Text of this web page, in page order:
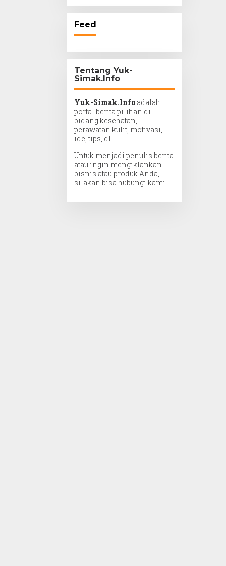
Feed
Tentang Yuk-
Simak.Info
Yuk-Simak.Info adalah
portal berita pilihan di
bidang kesehatan,
perawatan kulit, motivasi,
ide, tips, dll.
Untuk menjadi penulis berita
atau ingin mengiklankan
bisnis atau produk Anda,
silakan bisa hubungi kami.